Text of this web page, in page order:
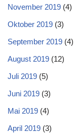
November 2019 (4)
Oktober 2019 (3)
September 2019 (4)
August 2019 (12)
Juli 2019 (5)
Juni 2019 (3)
Mai 2019 (4)
April 2019 (3)